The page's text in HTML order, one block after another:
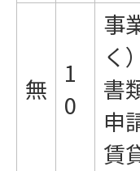
無 1
0
事
く
書
申
賃